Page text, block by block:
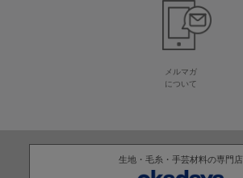
メルマガ
について
生地・毛糸・手芸材料の専門店